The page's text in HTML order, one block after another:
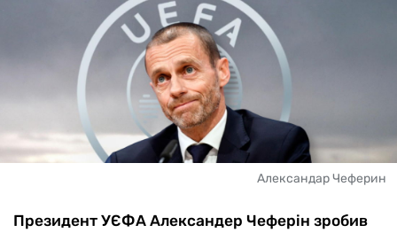
Александар Чеферин
Президент УЄФА Александер Чеферін зробив